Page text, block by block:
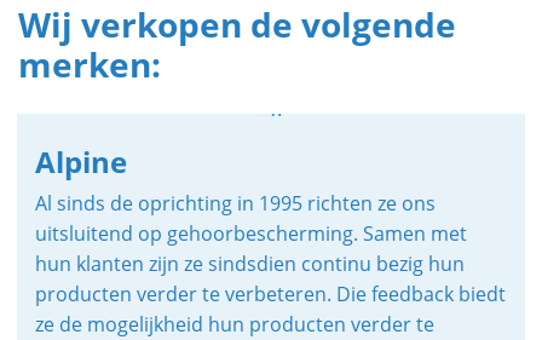
Wij verkopen de volgende
merken:
Alpine
Al sinds de oprichting in 1995 richten ze ons
uitsluitend op gehoorbescherming. Samen met
hun klanten zijn ze sindsdien continu bezig hun
producten verder te verbeteren. Die feedback biedt
ze de mogelijkheid hun producten verder te